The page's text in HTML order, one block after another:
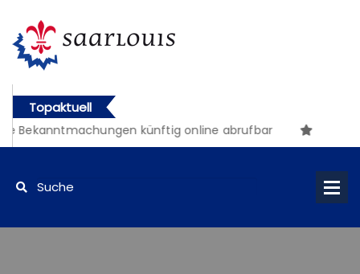
Topaktuell
Bekanntmachungen künftig online abrufbar